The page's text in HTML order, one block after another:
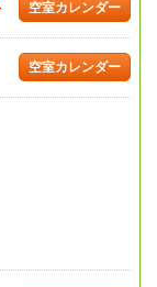
空室カレンダー
空室カレンダー